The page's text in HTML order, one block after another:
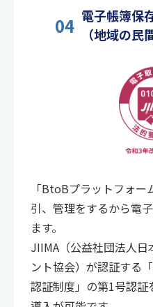
04 電子帳簿保
（地域の民
「BtoBプラットフォー
引、管理をするから電
ます。
JIIMA（公益社団法人
ント協会）が認証する
認証制度」の第1号認証